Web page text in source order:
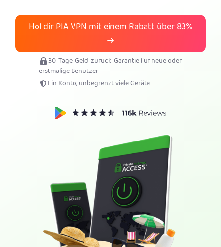
Hol dir PIA-VPN
Hol dir PIA VPN mit einem Rabatt über83%
30-Tage-Geld-zurück-Garantie für neue oder
erstmalige Benutzer
Ein Konto, unbegrenzt viele Geräte